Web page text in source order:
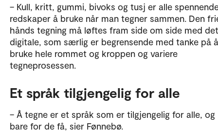
– Kull, kritt, gummi, bivoks og tusj er alle
redskaper å bruke når man tegner sammen. Den
hånds tegning må løftes fram side om side med det
digitale, som særlig er begrensende med tanke på å
bruke hele rommet og kroppen og variere
tegneprosessen.
Et språk tilgjengelig for alle
– Å tegne er et språk som er tilgjengelig for alle, og
bare for de få, sier Fønnebø.